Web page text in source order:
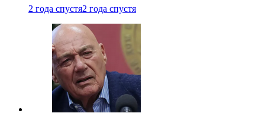
2 года спустя2 года спустя